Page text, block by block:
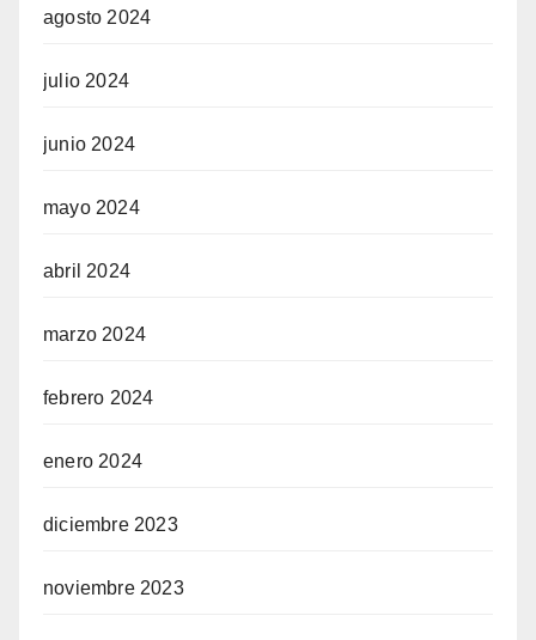
agosto 2024
julio 2024
junio 2024
mayo 2024
abril 2024
marzo 2024
febrero 2024
enero 2024
diciembre 2023
noviembre 2023